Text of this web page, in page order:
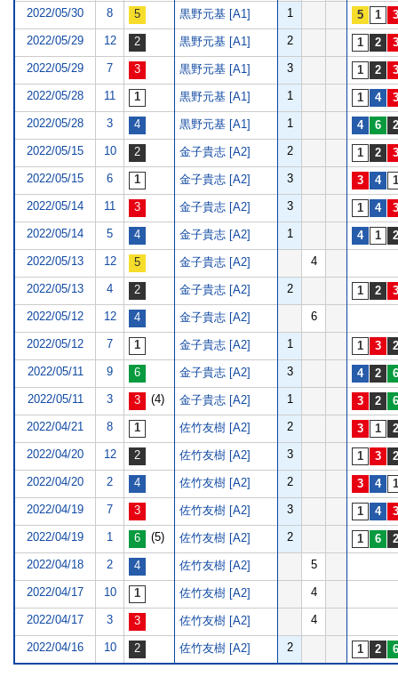
2022/05/30 8 黒野元基 [A1] 1
2022/05/29 12 黒野元基 [A1] 2
2022/05/29 7 黒野元基 [A1] 3
2022/05/28 11 黒野元基 [A1] 1
2022/05/28 3 黒野元基 [A1] 1
2022/05/15 10 金子貴志 [A2] 2
2022/05/15 6 金子貴志 [A2] 3
2022/05/14 11 金子貴志 [A2] 3
2022/05/14 5 金子貴志 [A2] 1
2022/05/13 12 金子貴志 [A2] 4
2022/05/13 4 金子貴志 [A2] 2
2022/05/12 12 金子貴志 [A2] 6
2022/05/12 7 金子貴志 [A2] 1
2022/05/11 9 金子貴志 [A2] 3
2022/05/11 3 (4) 金子貴志 [A2] 1
2022/04/21 8 佐竹友樹 [A2] 2
2022/04/20 12 佐竹友樹 [A2] 3
2022/04/20 2 佐竹友樹 [A2] 2
2022/04/19 7 佐竹友樹 [A2] 3
2022/04/19 1 (5) 佐竹友樹 [A2] 2
2022/04/18 2 佐竹友樹 [A2] 5
2022/04/17 10 佐竹友樹 [A2] 4
2022/04/17 3 佐竹友樹 [A2] 4
2022/04/16 10 佐竹友樹 [A2] 2